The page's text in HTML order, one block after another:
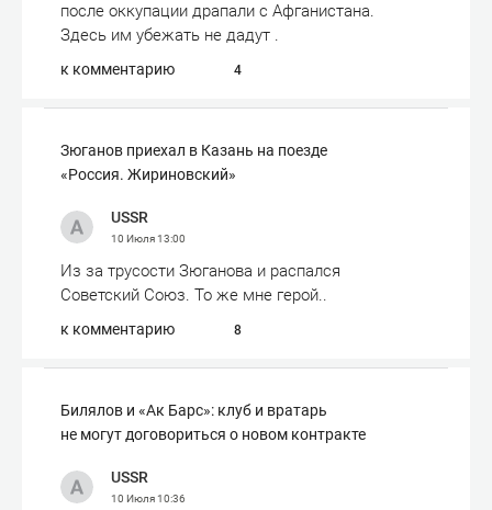
после оккупации драпали с Афганистана.
Здесь им убежать не дадут .
к комментарию 4
Зюганов приехал в Казань на поезде
«Россия. Жириновский»
USSR
10 Июля13:00
Из за трусости Зюганова и распался
Советский Союз. То же мне герой..
к комментарию 8
Билялов и «Ак Барс»: клуб и вратарь
не могут договориться о новом контракте
USSR
10 Июля10:36